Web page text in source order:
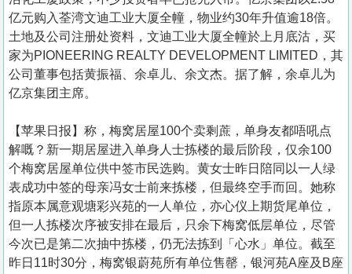
亿元购入荃湾文迪工业大厦全幢，物业约30年升值逾18倍。
土地及公司注册处资料，文迪工业大厦全幢於上月底沽，买
家为PIONEERING REALTY DEVELOPMENT LIMITED，其
公司董事包括黄振福、余卓儿、余文杰。据了解，余卓儿为
亿京集团主席。
【苹果日报】称，梅窝居屋100个卖剩蔗，单身友都唔吼点
解嘅？新一期居屋进入单身人士拣楼的最后阶段，仅余100
个梅窝居屋单位供中签市民选购。黄女士昨日陪同以一人绿
表成功中签的母亲冯女士前来拣楼，但最终空手而回。她称
指原本属意观塘彩兴苑的一人单位，亦心仪上期货尾单位，
但一人拣楼次序被安排在最后，只余下梅窝低层单位，尽管
今次已是第二次抽中拣楼，仍无法拣到「心水」单位。截至
昨日11时30分，梅窝银蔚苑所有单位售罄，银河苑A座及B座